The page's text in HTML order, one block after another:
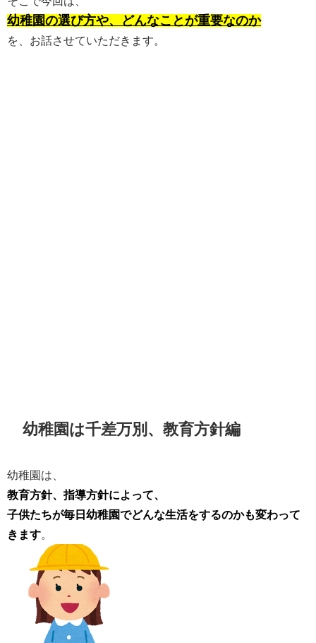
幼稚園の選び方や、どんなことが重要なのか
を、お話させていただきます。
幼稚園は千差万別、教育方針編
幼稚園は、
教育方針、指導方針によって、
子供たちが毎日幼稚園でどんな生活をするのかも変わって
きます